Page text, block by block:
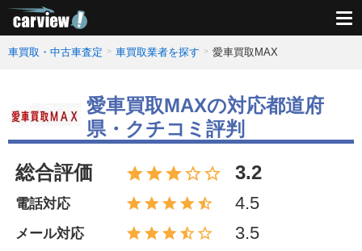
車買取・中古車査定 車買取業者を探す 愛車買取MAX
愛車買取MAXの対応都道府
県・クチコミ評判
総合評価 3.2
電話対応 4.5
メール対応 3.5